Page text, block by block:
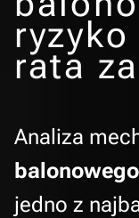
rata
Analiza
balonowego
jedno z